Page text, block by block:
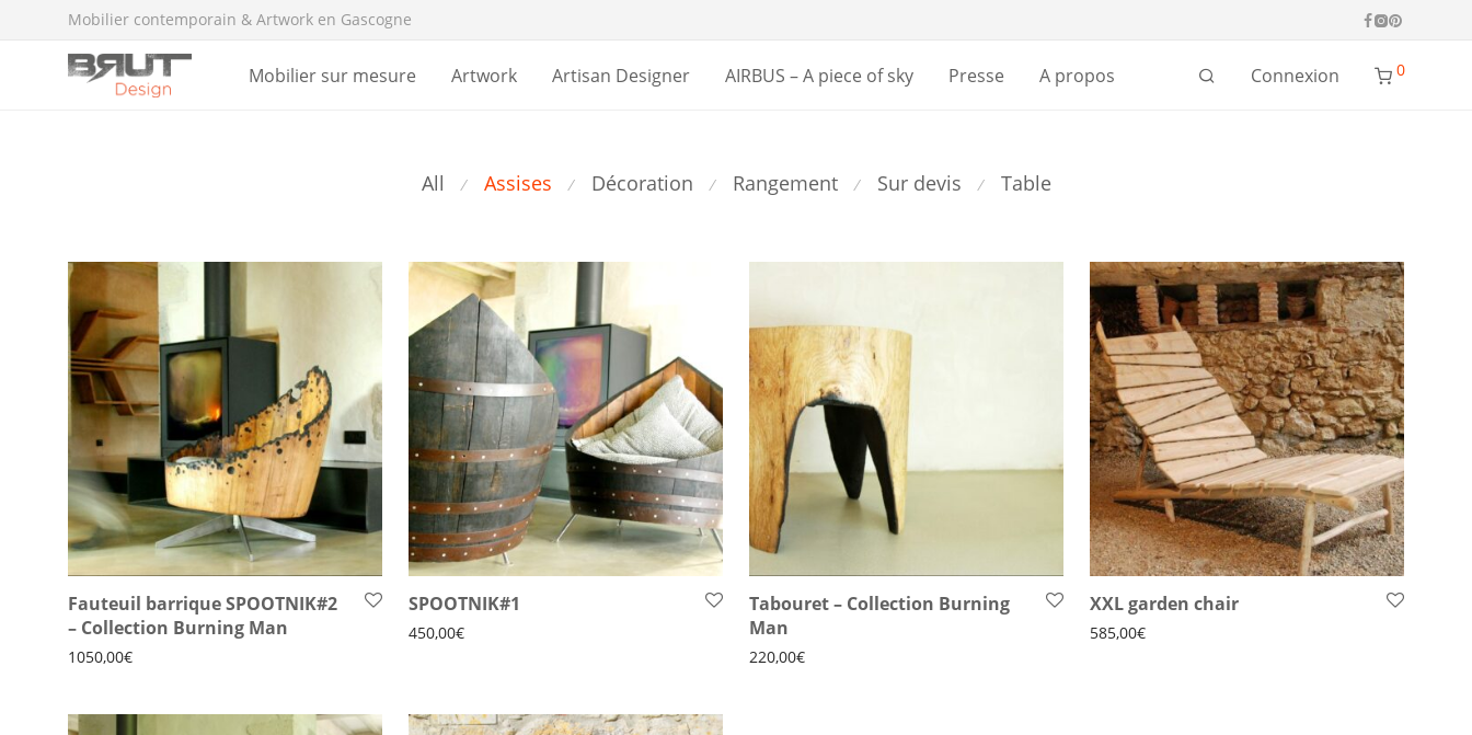
Mobilier contemporain & Artwork en Gascogne
Mobilier sur mesure Artwork Artisan Designer AIRBUS – A piece of sky Presse A propos Connexion 0
All ⁄ Assises ⁄ Décoration ⁄ Rangement ⁄ Sur devis ⁄ Table
Fauteuil barrique SPOOTNIK#2
– Collection Burning Man
1050,00€
SPOOTNIK#1
450,00€
Tabouret – Collection Burning
Man
220,00€
XXL garden chair
585,00€